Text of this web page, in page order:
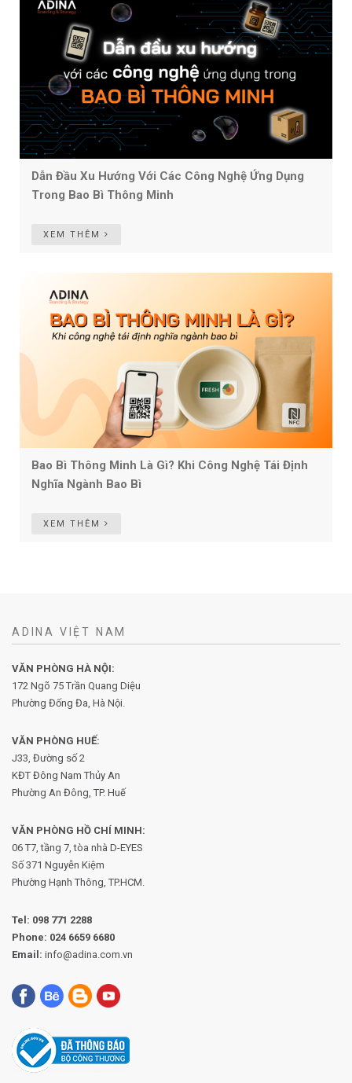
Dẫn Đầu Xu Hướng Với Các Công Nghệ Ứng Dụng
Trong Bao Bì Thông Minh
XEM THÊM
Bao Bì Thông Minh Là Gì? Khi Công Nghệ Tái Định
Nghĩa Ngành Bao Bì
XEM THÊM
ADINA VIỆT NAM
VĂN PHÒNG HÀ NỘI:
172 Ngõ 75 Trần Quang Diệu
Phường Đống Đa, Hà Nội.
VĂN PHÒNG HUẾ:
J33, Đường số 2
KĐT Đông Nam Thủy An
Phường An Đông, TP. Huế
VĂN PHÒNG HỒ CHÍ MINH:
06 T7, tầng 7, tòa nhà D-EYES
Số 371 Nguyễn Kiệm
Phường Hạnh Thông, TP.HCM.
Tel: 098 771 2288
Phone: 024 6659 6680
Email: info@adina.com.vn